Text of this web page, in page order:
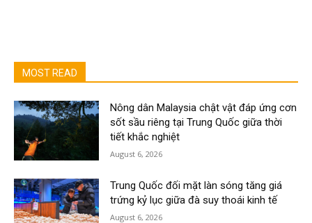
MOST READ
Nông dân Malaysia chật vật đáp ứng cơn
sốt sầu riêng tại Trung Quốc giữa thời
tiết khắc nghiệt
August 6, 2026
Trung Quốc đối mặt làn sóng tăng giá
trứng kỷ lục giữa đà suy thoái kinh tế
August 6, 2026